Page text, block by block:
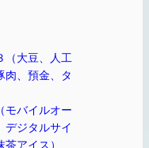
（大豆、人工
肉、預金、タ
モバイルオー
デジタルサイ
アイス）